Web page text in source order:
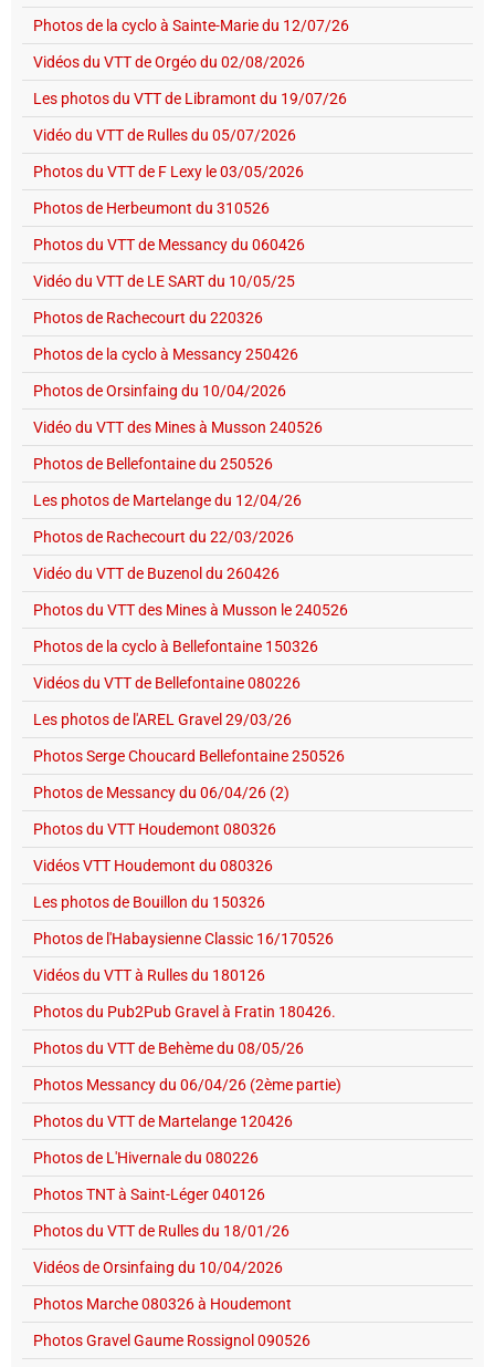
Photos de la cyclo à Sainte-Marie du 12/07/26
Vidéos du VTT de Orgéo du 02/08/2026
Les photos du VTT de Libramont du 19/07/26
Vidéo du VTT de Rulles du 05/07/2026
Photos du VTT de F Lexy le 03/05/2026
Photos de Herbeumont du 310526
Photos du VTT de Messancy du 060426
Vidéo du VTT de LE SART du 10/05/25
Photos de Rachecourt du 220326
Photos de la cyclo à Messancy 250426
Photos de Orsinfaing du 10/04/2026
Vidéo du VTT des Mines à Musson 240526
Photos de Bellefontaine du 250526
Les photos de Martelange du 12/04/26
Photos de Rachecourt du 22/03/2026
Vidéo du VTT de Buzenol du 260426
Photos du VTT des Mines à Musson le 240526
Photos de la cyclo à Bellefontaine 150326
Vidéos du VTT de Bellefontaine 080226
Les photos de l'AREL Gravel 29/03/26
Photos Serge Choucard Bellefontaine 250526
Photos de Messancy du 06/04/26 (2)
Photos du VTT Houdemont 080326
Vidéos VTT Houdemont du 080326
Les photos de Bouillon du 150326
Photos de l'Habaysienne Classic 16/170526
Vidéos du VTT à Rulles du 180126
Photos du Pub2Pub Gravel à Fratin 180426.
Photos du VTT de Behème du 08/05/26
Photos Messancy du 06/04/26 (2ème partie)
Photos du VTT de Martelange 120426
Photos de L'Hivernale du 080226
Photos TNT à Saint-Léger 040126
Photos du VTT de Rulles du 18/01/26
Vidéos de Orsinfaing du 10/04/2026
Photos Marche 080326 à Houdemont
Photos Gravel Gaume Rossignol 090526